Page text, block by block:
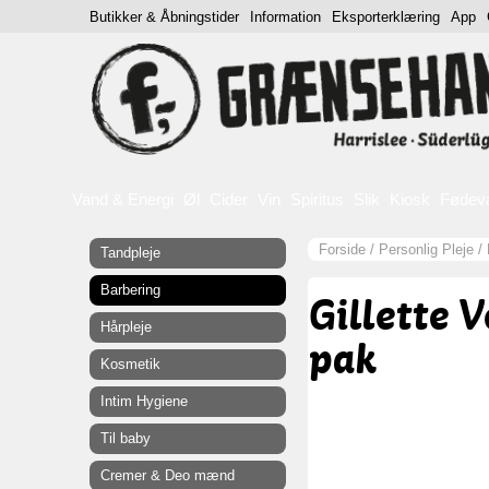
Forside / Personlig Pleje /
Gillette
pak
Tandpleje
Barbering
Hårpleje
Kosmetik
Intim Hygiene
Til baby
Cremer & Deo mænd
Butikker & Åbningstider Information Eksporterklæring App